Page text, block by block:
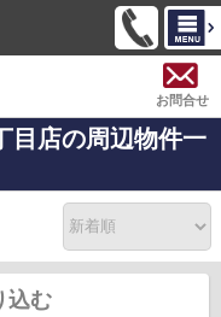
お問合せ
目店の周辺物件一
込む